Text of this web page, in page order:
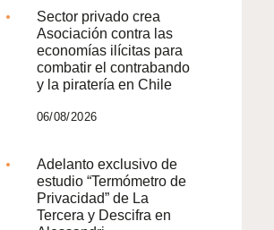
Sector privado crea
Asociación contra las
economías ilícitas para
combatir el contrabando
y la piratería en Chile
06/08/2026
Adelanto exclusivo de
estudio “Termómetro de
Privacidad” de La
Tercera y Descifra en